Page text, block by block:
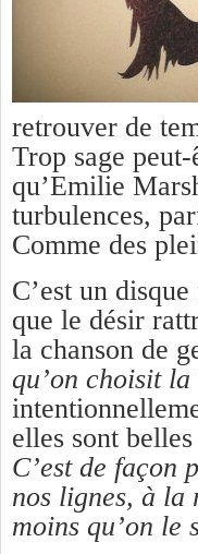
retrouver de
Trop sage
qu’Emilie
turbulences,
Comme des
C’est un
que le désir
la chanson de
qu’on choisit
elles sont
C’est de façon
nos lignes, à la
moins qu’on le